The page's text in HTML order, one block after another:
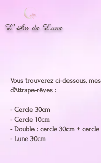
L'Au-de-Lune
Vous trouverez ci-dessous,
d'Attrape-rêves :
- Cercle 30cm
- Cercle 10cm
- Double : cercle 30cm + cercle
- Lune 30cm